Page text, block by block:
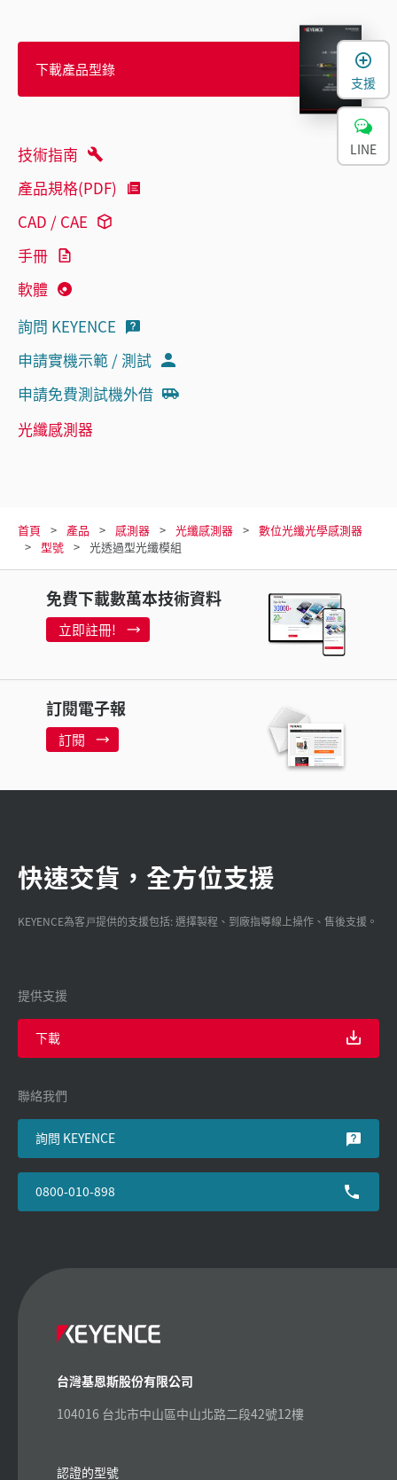
下載產品型錄
技術指南
產品規格(PDF)
CAD / CAE
手冊
軟體
詢問 KEYENCE
申請實機示範 / 測試
申請免費測試機外借
光纖感測器
首頁 產品 感測器 光纖感測器
數位光纖光學感測器
型號
光透過型光纖模組
免費下載數萬本技術資料
立即註冊!
訂閱電子報
訂閱
快速交貨，全方位支援
KEYENCE為客戸提供的支援包括: 選擇製程、到廠指導線上操作、售後支援。
提供支援
下載
聯絡我們
詢問 KEYENCE
0800-010-898
台灣基恩斯股份有限公司
104016 台北市中山區中山北路二段42號12樓
認證的型號
支援
LINE